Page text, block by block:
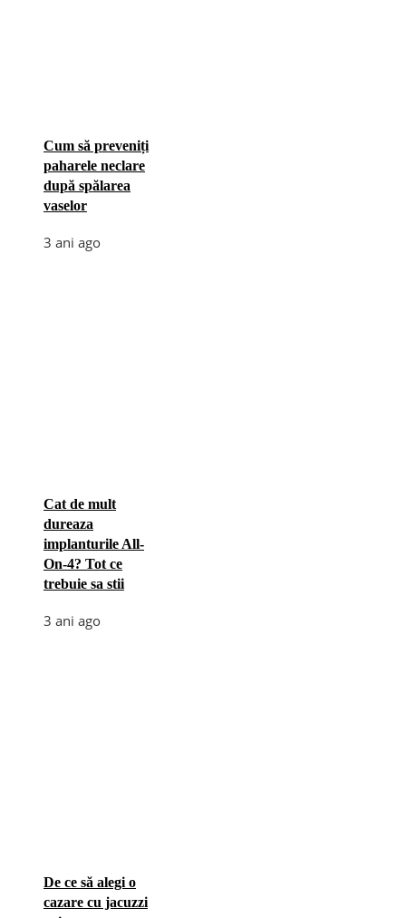
Cum să preveniți
paharele neclare
după spălarea
vaselor
3 ani ago
Cat de mult
dureaza
implanturile All-
On-4? Tot ce
trebuie sa stii
3 ani ago
De ce să alegi o
cazare cu jacuzzi